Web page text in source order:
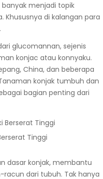
banyak menjadi topik
Khususnya di kalangan para
glucomannan, sejenis
konjac atau konnyaku.
China, dan beberapa
konjak tumbuh dan
bagian penting dari
Tinggi
dasar konjak, membantu
dari tubuh. Tak hanya